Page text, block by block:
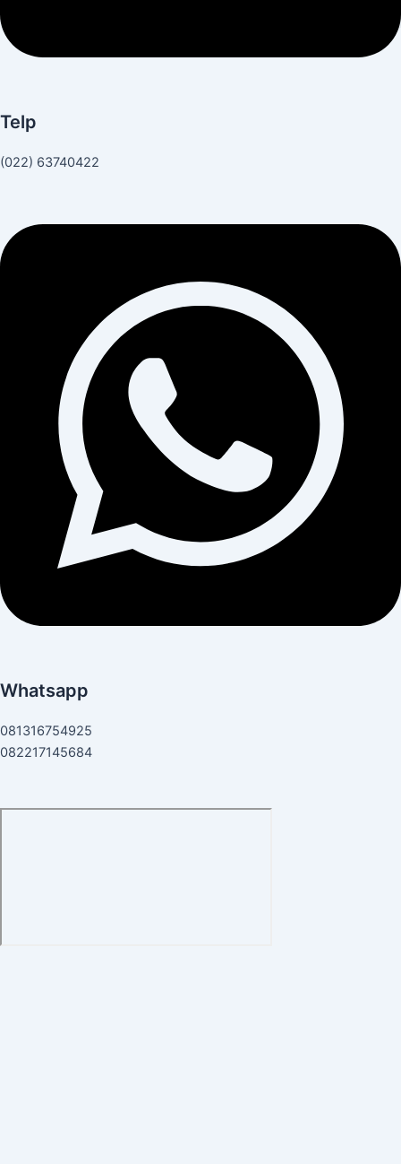
Telp
(022) 63740422
Whatsapp
081316754925
082217145684